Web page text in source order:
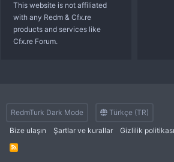
This website is not affiliated
with any Redm & Cfx.re
products and services like
Cfx.re Forum.
RedmTurk Dark Mode
Türkçe (TR)
Bize ulaşın
Şartlar ve kurallar Gizlilik politikası
R